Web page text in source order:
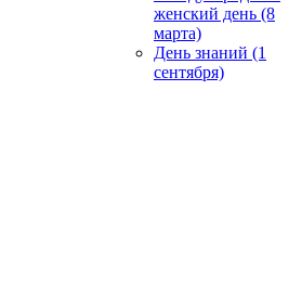
женский день (8
марта)
День знаний (1
сентября)